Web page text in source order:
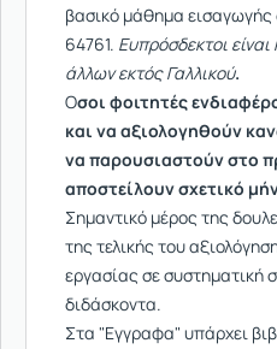
βασικό μάθημα εισαγωγής
64761. Ευπρόσδεκτοι
άλλων εκτός Γαλλικού.
Οσοι φοιτητές
και να αξιολογηθούν
να παρουσιαστούν στο
αποστείλουν σχετικό
Σημαντικό μέρος της
της τελικής του
εργασίας σε συστηματική
διδάσκοντα.
Στα "Εγγραφα" υπάρχει